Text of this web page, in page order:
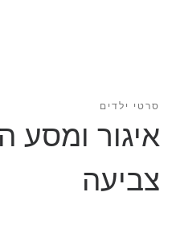
סרטי ילדים
איגור ומסע
צביעה